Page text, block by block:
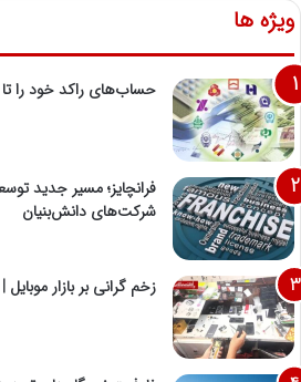
ویژه ها
حساب‌های راکد خود را تا
فرانچایز؛ مسیر جدید
شرکت‌های دانش‌بنیان
زخم گرانی بر بازار